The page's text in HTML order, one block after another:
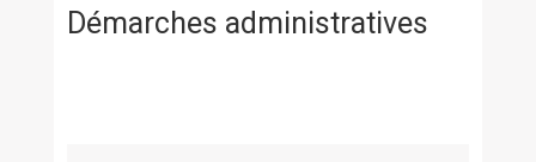
Démarches administratives